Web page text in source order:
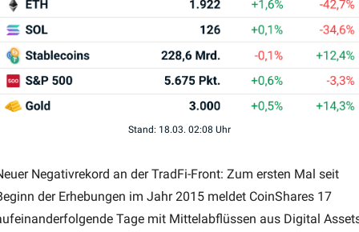
Stand: 18.03. 02:08 Uhr
Negativrekord an der TradFi-Front: Zum ersten Mal seit
der Erhebungen im Jahr 2015 meldet CoinShares 17
Tage mit Mittelabflüssen aus Digital